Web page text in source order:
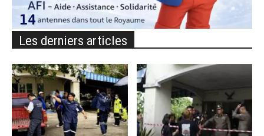
Les derniers articles